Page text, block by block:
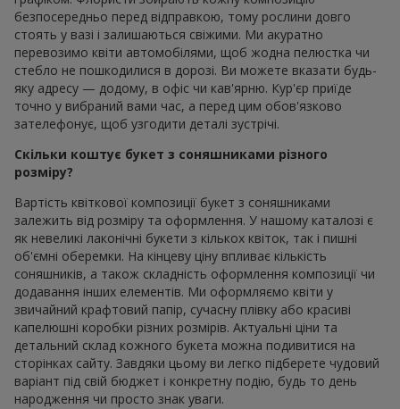
безпосередньо перед відправкою, тому рослини довго
стоять у вазі і залишаються свіжими. Ми акуратно
перевозимо квіти автомобілями, щоб жодна пелюстка чи
стебло не пошкодилися в дорозі. Ви можете вказати будь-
яку адресу — додому, в офіс чи кав'ярню. Кур'єр приїде
точно у вибраний вами час, а перед цим обов'язково
зателефонує, щоб узгодити деталі зустрічі.
Скільки коштує букет з соняшниками різного
розміру?
Вартість квіткової композиції букет з соняшниками
залежить від розміру та оформлення. У нашому каталозі є
як невеликі лаконічні букети з кількох квіток, так і пишні
об'ємні оберемки. На кінцеву ціну впливає кількість
соняшників, а також складність оформлення композиції чи
додавання інших елементів. Ми оформляємо квіти у
звичайний крафтовий папір, сучасну плівку або красиві
капелюшні коробки різних розмірів. Актуальні ціни та
детальний склад кожного букета можна подивитися на
сторінках сайту. Завдяки цьому ви легко підберете чудовий
варіант під свій бюджет і конкретну подію, будь то день
народження чи просто знак уваги.